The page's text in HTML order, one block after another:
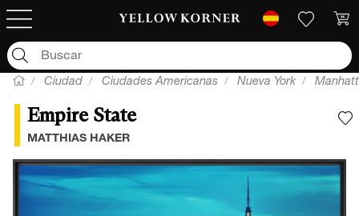
Ciudad Ciudades Americanas Nueva York
Empire State
MATTHIAS HAKER